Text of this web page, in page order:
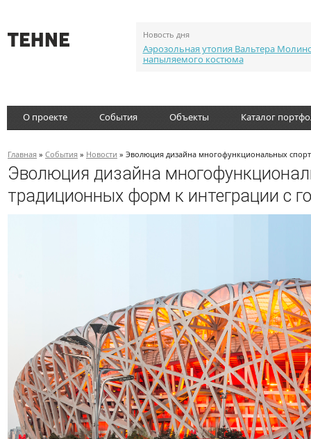
Новость дня
Аэрозольная утопия Вальтера
напыляемого костюма
О проекте События Объекты Каталог
Главная » События » Новости » Эволюция дизайна многофункциональных
Эволюция дизайна
традиционных форм к интеграции с